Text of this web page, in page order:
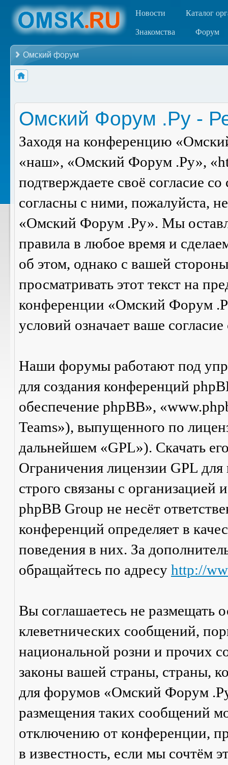
Новости Каталог
Знакомства Форум
Омский форум
Омский Форум .Ру -
Заходя на конференцию
«наш», «Омский Форум .Ру»,
подтверждаете своё согласие
согласны с ними, пожалуйста,
«Омский Форум .Ру». Мы
правила в любое время и
об этом, однако с вашей
просматривать этот текст на
конференции «Омский Форум
условий означает ваше
Наши форумы работают под
для создания конференций
обеспечение phpBB»,
Teams»), выпущенного по
дальнейшем «GPL»). Скачать
Ограничения лицензии GPL
строго связаны с
phpBB Group не несёт
конференций определяет в
поведения в них. За
обращайтесь по адресу http://
Вы соглашаетесь не размещать
клеветнических сообщений,
национальной розни и прочих
законы вашей страны, страны,
для форумов «Омский Форум
размещения таких сообщений
отключению от конференции,
в известность, если мы сочтём